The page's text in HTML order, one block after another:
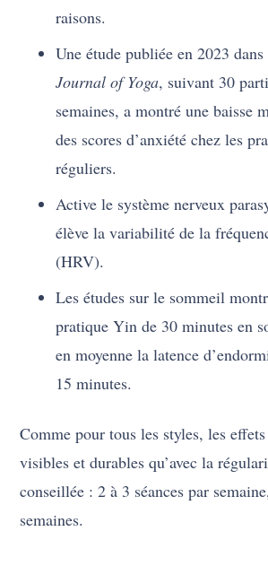
raisons.
Une étude publiée en 2023 dans
Journal of Yoga, suivant 30
semaines, a montré une baisse
des scores d’anxiété chez les
réguliers.
Active le système nerveux
élève la variabilité de la
(HRV).
Les études sur le sommeil
pratique Yin de 30 minutes en
en moyenne la latence
15 minutes.
Comme pour tous les styles, les
visibles et durables qu’avec la
conseillée : 2 à 3 séances par
semaines.